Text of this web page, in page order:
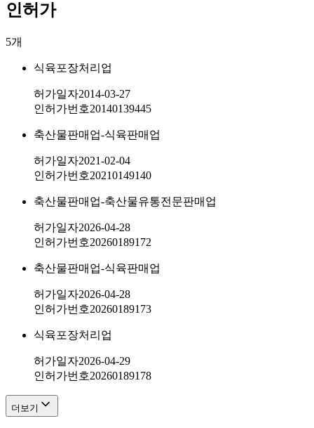
인허가
5개
식육포장처리업
허가일자2014-03-27
인허가번호20140139445
축산물판매업-식육판매업
허가일자2021-02-04
인허가번호20210149140
축산물판매업-축산물유통전문판매업
허가일자2026-04-28
인허가번호20260189172
축산물판매업-식육판매업
허가일자2026-04-28
인허가번호20260189173
식육포장처리업
허가일자2026-04-29
인허가번호20260189178
더보기